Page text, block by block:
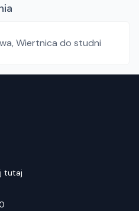
,Wiertnica do studni
tutaj